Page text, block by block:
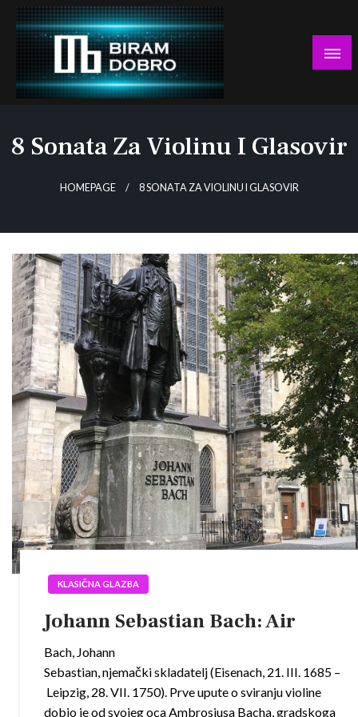
Skip
content
8 Sonata Za Violinu I Glasovir
HOMEPAGE 8 SONATA ZA VIOLINU I GLASOVIR
KLASIČNA GLAZBA
Johann Sebastian Bach: Air
Bach, Johann
Sebastian, njemački skladatelj (Eisenach, 21. III. 1685 –
Leipzig, 28. VII. 1750). Prve upute o sviranju violine
dobio je od svojeg oca Ambrosiusa Bacha, gradskoga